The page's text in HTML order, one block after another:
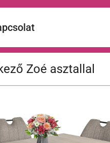
Zoé asztallal